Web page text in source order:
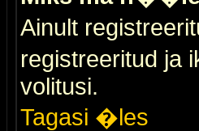
Ainult
registreeritud ja
volitusi.
Tagasi �les